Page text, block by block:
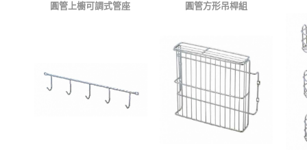
圓管上櫥可調式管座 圓管方形吊桿組